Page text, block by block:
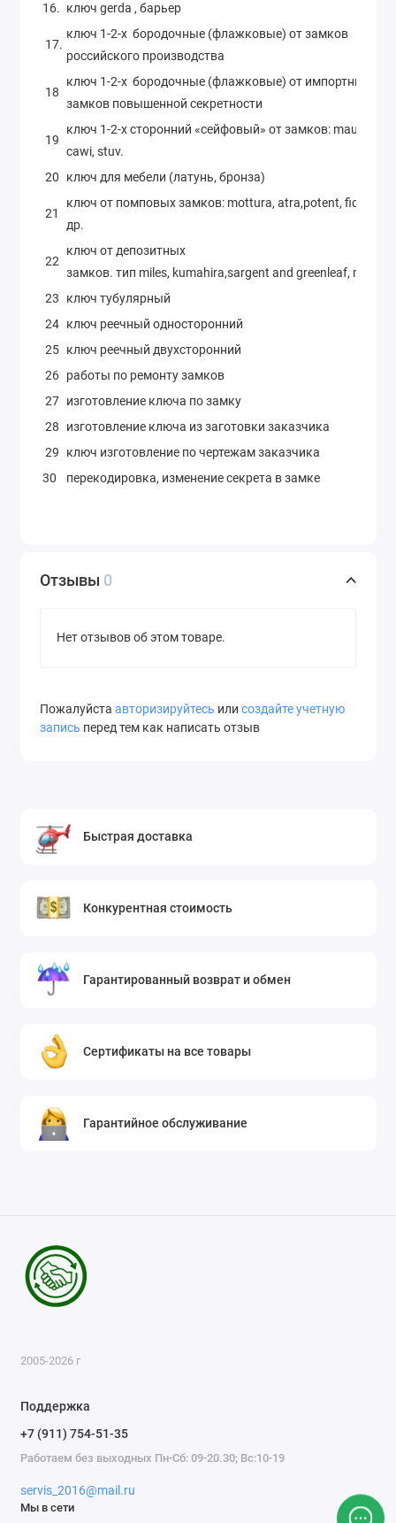
16. ключ gerda , барьер
17.
ключ 1-2-х бородочные (флажковые) от замков
российского производства
18
ключ 1-2-х бородочные (флажковые) от импортных
замков повышенной секретности
19
ключ 1-2-х сторонний «сейфовый» от замков: mauer,
cawi, stuv.
20
ключ для мебели (латунь, бронза)
21
ключ от помповых замков: mottura, atra,potent, fichet и
др.
22
ключ от депозитных
замков. тип miles, kumahira,sargent and greenleaf, mosler
23
ключ тубулярный
24 ключ реечный односторонний
25 ключ реечный двухсторонний
26 работы по ремонту замков
27 изготовление ключа по замку
28
изготовление ключа из заготовки заказчика
29
ключ изготовление по чертежам заказчика
30
перекодировка, изменение секрета в замке
Отзывы 0
Нет отзывов об этом товаре.
Пожалуйста авторизируйтесь или создайте учетную
запись перед тем как написать отзыв
Быстрая доставка
Конкурентная стоимость
Гарантированный возврат и обмен
Сертификаты на все товары
Гарантийное обслуживание
2005-2026 г
Поддержка
+7 (911) 754-51-35
Работаем без выходных Пн-Сб: 09-20.30; Вс:10-19
servis_2016@mail.ru
Мы в сети